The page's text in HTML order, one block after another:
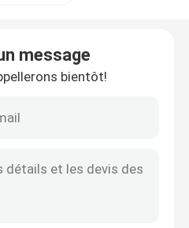
message
bientôt!